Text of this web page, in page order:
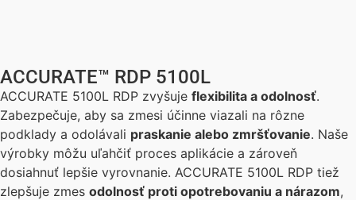
ACCURATE™ RDP 5100L
ACCURATE 5100L RDP zvyšuje flexibilita a odolnosť.
Zabezpečuje, aby sa zmesi účinne viazali na rôzne
podklady a odolávali praskanie alebo zmršťovanie. Naše
výrobky môžu uľahčiť proces aplikácie a zároveň
dosiahnuť lepšie vyrovnanie. ACCURATE 5100L RDP tiež
zlepšuje zmes odolnosť proti opotrebovaniu a nárazom,